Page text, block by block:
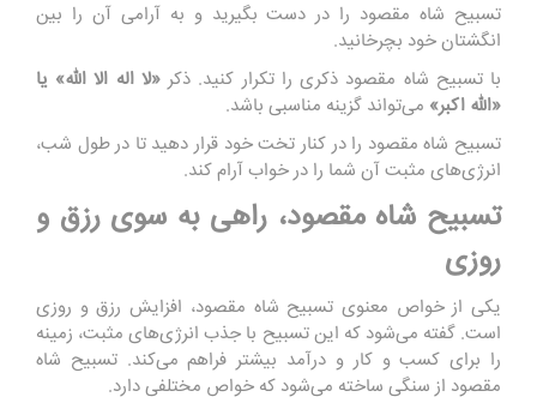
تسبیح شاه مقصود را در دست بگیرید و به آرامی آن را بین
انگشتان خود بچرخانید.
با تسبیح شاه مقصود ذکری را تکرار کنید. ذکر«لا اله الا الله» یا
«الله اکبر» می‌تواند گزینه مناسبی باشد.
تسبیح شاه مقصود را در کنار تخت خود قرار دهید تا در طول شب،
انرژی‌های مثبت آن شما را در خواب آرام کند.
تسبیح شاه مقصود، راهی به سوی رزق و
روزی
یکی از خواص معنوی تسبیح شاه مقصود، افزایش رزق و روزی
است. گفته می‌شود که این تسبیح با جذب انرژی‌های مثبت، زمینه
را برای کسب و کار و درآمد بیشتر فراهم می‌کند. تسبیح شاه
مقصود از سنگی ساخته می‌شود که خواص مختلفی دارد.